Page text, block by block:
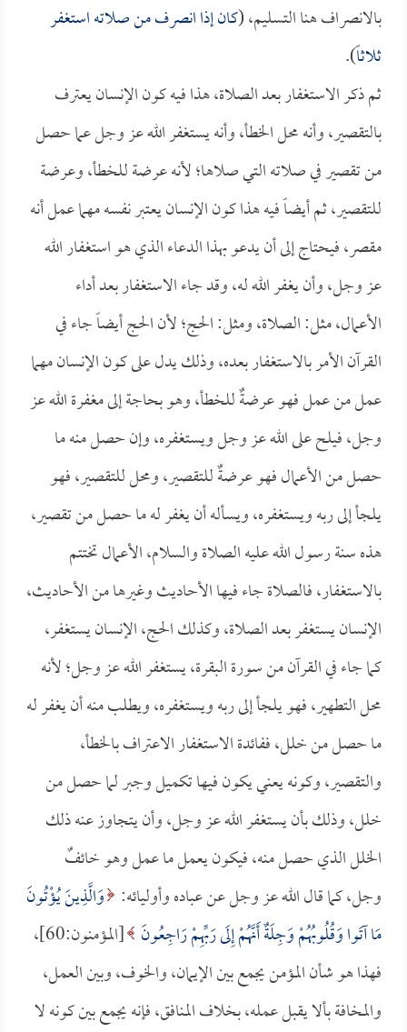
بالانصراف هنا التسليم، (كان إذا انصرف من صلاته استغفر
ثلاثاً).
ثم ذكر الاستغفار بعد الصلاة، هذا فيه كون الإنسان يعترف
بالتقصير، وأنه محل الخطأ، وأنه يستغفر الله عز وجل عما حصل
من تقصير في صلاته التي صلاها؛ لأنه عرضة للخطأ، وعرضة
للتقصير، ثم أيضاً فيه هذا كون الإنسان يعتبر نفسه مهما عمل أنه
مقصر، فيحتاج إلى أن يدعو بهذا الدعاء الذي هو استغفار الله
عز وجل، وأن يغفر الله له، وقد جاء الاستغفار بعد أداء
الأعمال، مثل: الصلاة، ومثل: الحج؛ لأن الحج أيضاً جاء في
القرآن الأمر بالاستغفار بعده، وذلك يدل على كون الإنسان مهما
عمل من عمل فهو عرضةٌ للخطأ، وهو بحاجة إلى مغفرة الله عز
وجل، فيلح على الله عز وجل ويستغفره، وإن حصل منه ما
حصل من الأعمال فهو عرضةٌ للتقصير، ومحل للتقصير، فهو
يلجأ إلى ربه ويستغفره، ويسأله أن يغفر له ما حصل من تقصير،
هذه سنة رسول الله عليه الصلاة والسلام، الأعمال تختتم
بالاستغفار، فالصلاة جاء فيها الأحاديث وغيرها من الأحاديث،
الإنسان يستغفر بعد الصلاة، وكذلك الحج، الإنسان يستغفر،
كما جاء في القرآن من سورة البقرة، يستغفر الله عز وجل؛ لأنه
محل التطهير، فهو يلجأ إلى ربه ويستغفره، ويطلب منه أن يغفر له
ما حصل من خلل، ففائدة الاستغفار الاعتراف بالخطأ،
والتقصير، وكونه يعني يكون فيها تكميل وجبر لما حصل من
خلل، وذلك بأن يستغفر الله عز وجل، وأن يتجاوز عنه ذلك
الخلل الذي حصل منه، فيكون يعمل ما عمل وهو خائفٌ
وجل، كما قال الله عز وجل عن عباده وأوليائه: وَالَّذِينَ يُؤْتُونَ
مَا آتَوا وَقُلُوبُهُمْ وَجِلَةٌ أَنَّهُمْ إِلَى رَبِّهِمْ رَاجِعُونَ
[المؤمنون:60]،
فهذا هو شأن المؤمن يجمع بين الإيمان، والخوف، وبين العمل،
والمخافة بألا يقبل عمله، بخلاف المنافق، فإنه يجمع بين كونه لا